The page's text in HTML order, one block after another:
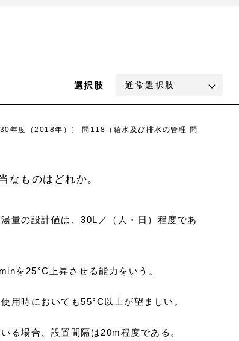
選択肢
年度（2018年）） 問118（給水及び排水の管理 問
なものはどれか。
量の設計値は、30L／（人・日）程度であ
を25°C上昇させる能力をいう。
用時においても55°C以上が望ましい。
る場合、設置間隔は20m程度である。